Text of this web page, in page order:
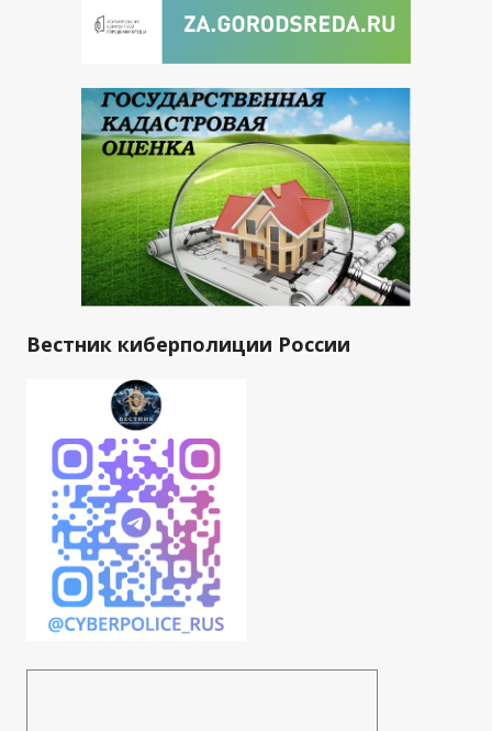
Вестник киберполиции России